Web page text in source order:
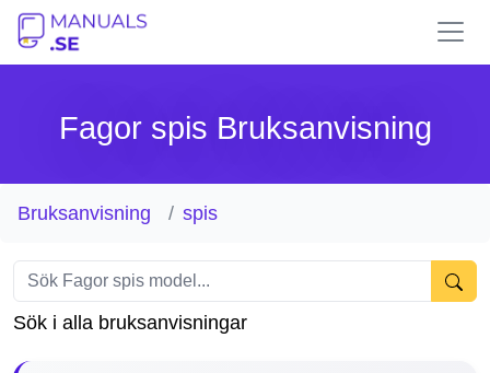
Fagor spis Bruksanvisning
Bruksanvisning spis
Sök i alla bruksanvisningar